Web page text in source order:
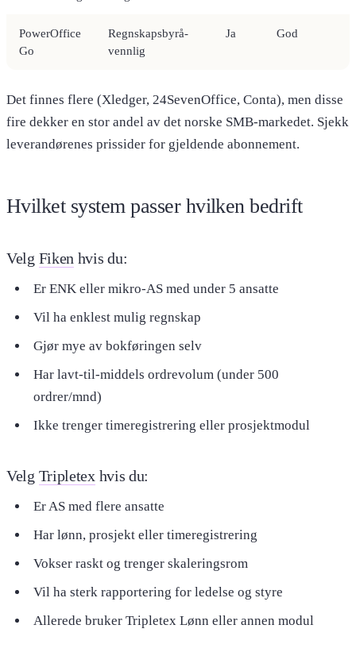
PowerOffice
Go
Regnskapsbyrå-
vennlig
Ja God
Det finnes flere (Xledger, 24SevenOffice, Conta), men disse
fire dekker en stor andel av det norske SMB-markedet. Sjekk
leverandørenes prissider for gjeldende abonnement.
Hvilket system passer hvilken bedrift
Velg Fiken hvis du:
Er ENK eller mikro-AS med under 5 ansatte
Vil ha enklest mulig regnskap
Gjør mye av bokføringen selv
Har lavt-til-middels ordrevolum (under 500
ordrer/mnd)
Ikke trenger timeregistrering eller prosjektmodul
Velg Tripletexhvis du:
Er AS med flere ansatte
Har lønn, prosjekt eller timeregistrering
Vokser raskt og trenger skaleringsrom
Vil ha sterk rapportering for ledelse og styre
Allerede bruker Tripletex Lønn eller annen modul